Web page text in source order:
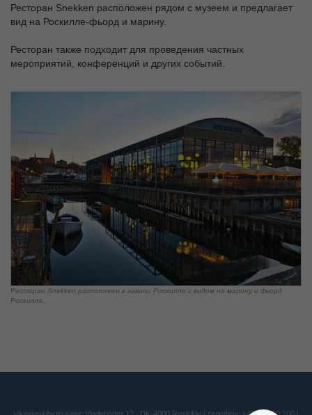
Ресторан Snekken расположен рядом с музеем и предлагает
вид на Роскилле-фьорд и марину.
Ресторан также подходит для проведения частных
мероприятий, конференций и других событий.
Ресторан Snekken расположен в гавани Роскилле с видом на марину и фьорд
Роскилле.